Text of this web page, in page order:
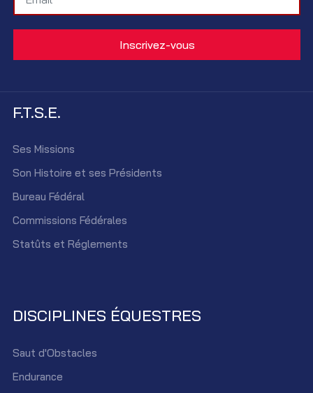
F.T.S.E.
Ses Missions
Son Histoire et ses Présidents
Bureau Fédéral
Commissions Fédérales
Statûts et Réglements
DISCIPLINES ÉQUESTRES
Saut d'Obstacles
Endurance